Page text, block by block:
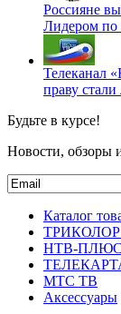
Россияне
Лидером по
Телеканал
праву стали
Будьте в курсе!
Новости, обзоры
Каталог
НТВ-
МТС ТВ
Аксессуары